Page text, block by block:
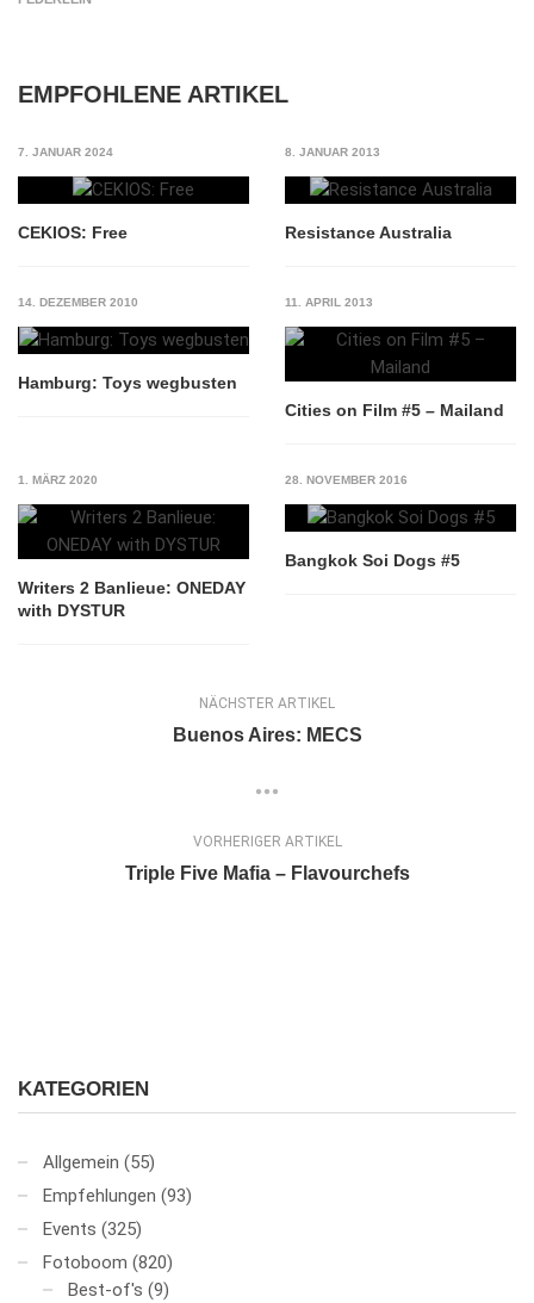
EMPFOHLENE ARTIKEL
7. JANUAR 2024
CEKIOS: Free
8. JANUAR 2013
Resistance Australia
14. DEZEMBER 2010
Hamburg: Toys wegbusten
11. APRIL 2013
Cities on Film #5 – Mailand
1. MÄRZ 2020
Writers 2 Banlieue: ONEDAY
with DYSTUR
28. NOVEMBER 2016
Bangkok Soi Dogs #5
NÄCHSTER ARTIKEL
Buenos Aires: MECS
VORHERIGER ARTIKEL
Triple Five Mafia – Flavourchefs
KATEGORIEN
Allgemein (55)
Empfehlungen (93)
Events (325)
Fotoboom (820)
Best-of's (9)